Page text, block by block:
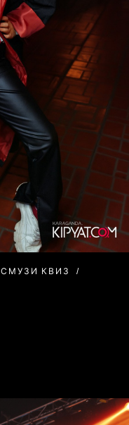
СМУЗИ КВИЗ